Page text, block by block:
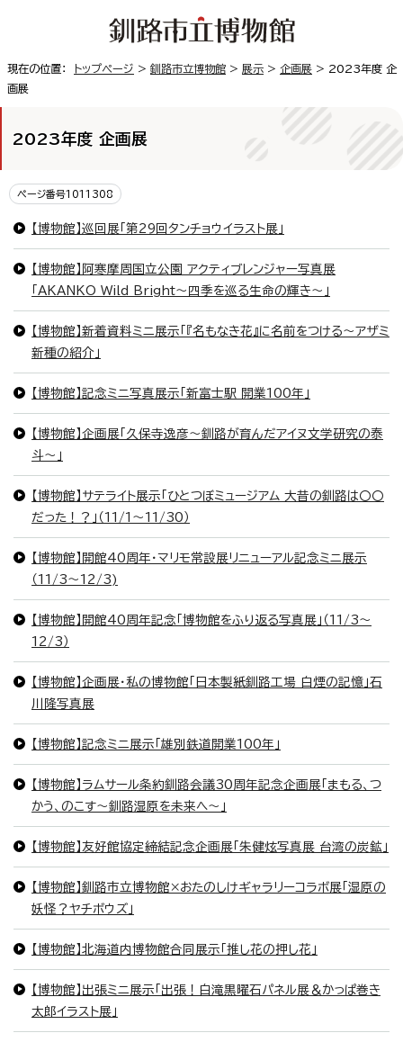
現在の位置： トップページ > 釧路市立博物館 > 展示 > 企画展 > 2023年度 企
画展
2023年度 企画展
ページ番号1011308
【博物館】巡回展「第29回タンチョウイラスト展」
【博物館】阿寒摩周国立公園 アクティブレンジャー写真展
「AKANKO Wild Bright～四季を巡る生命の輝き～」
【博物館】新着資料ミニ展示「『名もなき花』に名前をつける～アザミ
新種の紹介」
【博物館】記念ミニ写真展示「新富士駅 開業100年」
【博物館】企画展「久保寺逸彦～釧路が育んだアイヌ文学研究の泰
斗～」
【博物館】サテライト展示「ひとつぼミュージアム 大昔の釧路は〇〇
だった！？」（11/1～11/30）
【博物館】開館40周年・マリモ常設展リニューアル記念ミニ展示
（11/3～12/3)
【博物館】開館40周年記念「博物館をふり返る写真展」（11/3～
12/3）
【博物館】企画展・私の博物館「日本製紙釧路工場 白煙の記憶」石
川隆写真展
【博物館】記念ミニ展示「雄別鉄道開業100年」
【博物館】ラムサール条約釧路会議30周年記念企画展「まもる、つ
かう、のこす～釧路湿原を未来へ～」
【博物館】友好館協定締結記念企画展「朱健炫写真展 台湾の炭鉱」
【博物館】釧路市立博物館×おたのしけギャラリーコラボ展「湿原の
妖怪？ヤチボウズ」
【博物館】北海道内博物館合同展示「推し花の押し花」
【博物館】出張ミニ展示「出張！白滝黒曜石パネル展＆かっぱ巻き
太郎イラスト展」